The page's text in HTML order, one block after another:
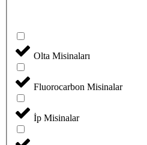
Olta Misinaları
Fluorocarbon Misinalar
İp Misinalar